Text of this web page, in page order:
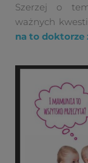
Szerzej o
ważnych
na to doktorze